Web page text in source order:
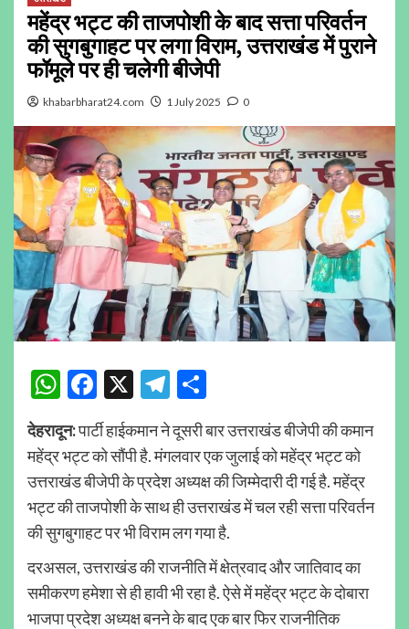
महेंद्र भट्ट की ताजपोशी के बाद सत्ता परिवर्तन
की सुगबुगाहट पर लगा विराम, उत्तराखंड में पुराने
फॉमूले पर ही चलेगी बीजेपी
khabarbharat24.com 1 July 2025 0
WhatsApp
Facebook
X Telegram
देहरादून:पार्टी हाईकमान ने दूसरी बार उत्तराखंड बीजेपी की कमान
महेंद्र भट्ट को सौंपी है. मंगलवार एक जुलाई को महेंद्र भट्ट को
उत्तराखंड बीजेपी के प्रदेश अध्यक्ष की जिम्मेदारी दी गई है. महेंद्र
भट्ट की ताजपोशी के साथ ही उत्तराखंड में चल रही सत्ता परिवर्तन
की सुगबुगाहट पर भी विराम लग गया है.
दरअसल, उत्तराखंड की राजनीति में क्षेत्रवाद और जातिवाद का
समीकरण हमेशा से ही हावी भी रहा है. ऐसे में महेंद्र भट्ट के दोबारा
भाजपा प्रदेश अध्यक्ष बनने के बाद एक बार फिर राजनीतिक